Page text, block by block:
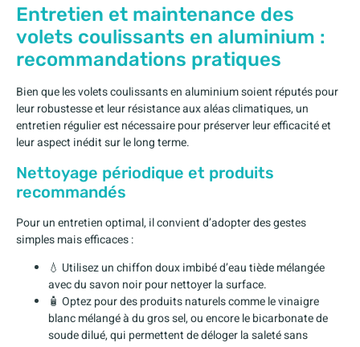
Entretien et maintenance des
volets coulissants en aluminium :
recommandations pratiques
Bien que les volets coulissants en aluminium soient réputés pour
leur robustesse et leur résistance aux aléas climatiques, un
entretien régulier est nécessaire pour préserver leur efficacité et
leur aspect inédit sur le long terme.
Nettoyage périodique et produits
recommandés
Pour un entretien optimal, il convient d’adopter des gestes
simples mais efficaces :
💧 Utilisez un chiffon doux imbibé d’eau tiède mélangée
avec du savon noir pour nettoyer la surface.
🧴 Optez pour des produits naturels comme le vinaigre
blanc mélangé à du gros sel, ou encore le bicarbonate de
soude dilué, qui permettent de déloger la saleté sans